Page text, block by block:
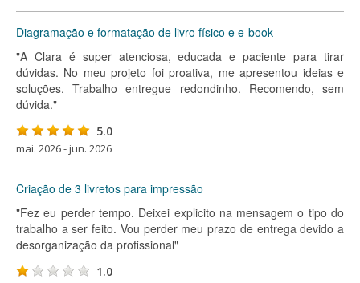
Diagramação e formatação de livro físico e e-book
"A Clara é super atenciosa, educada e paciente para tirar
dúvidas. No meu projeto foi proativa, me apresentou ideias e
soluções. Trabalho entregue redondinho. Recomendo, sem
dúvida."
5.0
mai. 2026 - jun. 2026
Criação de 3 livretos para impressão
"Fez eu perder tempo. Deixei explicito na mensagem o tipo do
trabalho a ser feito. Vou perder meu prazo de entrega devido a
desorganização da profissional"
1.0